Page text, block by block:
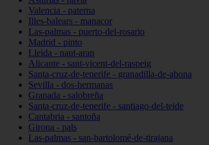
Valencia - paterna
Illes-balears - manacor
Las-palmas - puerto-del-rosario
Madrid - pinto
Lleida - naut-aran
Alicante - sant-vicent-del-raspeig
Santa-cruz-de-tenerife - granadilla-de-abona
Sevilla - dos-hermanas
Granada - salobreña
Santa-cruz-de-tenerife - santiago-del-teide
Cantabria - santoña
Girona - pals
Las-palmas - san-bartolomé-de-tirajana